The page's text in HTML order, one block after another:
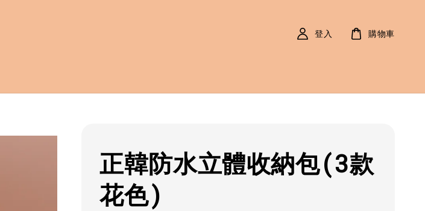
登入 購物車
正韓防水立體收納包(3款
花色)